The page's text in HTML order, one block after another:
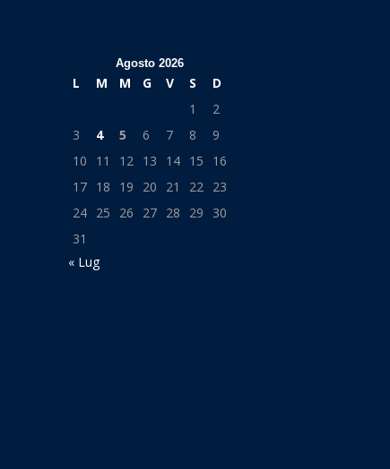
Agosto 2026
L M M G V S
D
1
2
3
4 5 6 7 8
9
10
11 12 13 14 15
16
17 18 19 20 21 22
23
24 25 26 27 28 29
30
31
« Lug